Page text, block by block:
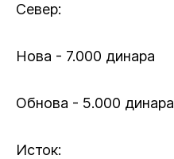
Север:
Нова - 7.000 динара
Обнова - 5.000 динара
Исток: